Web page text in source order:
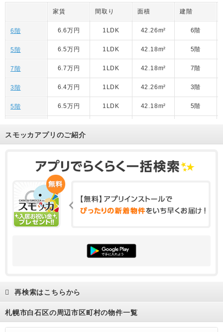
家賃 間取り 面積 建階
6階 6.6万円 1LDK 42.26m² 6階
5階 6.5万円 1LDK 42.18m² 5階
7階 6.7万円 1LDK 42.18m² 7階
3階 6.4万円 1LDK 42.26m² 3階
5階 6.5万円 1LDK 42.18m² 5階
6階 6.6万円 1LDK 42.26m² 6階
6.7万円 1LDK 42.18m² 7階
スモッカアプリのご紹介
再検索はこちらから
札幌市白石区の周辺市区町村の物件一覧